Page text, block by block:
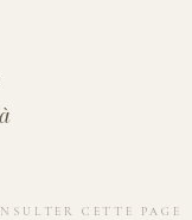
CETTE PAGE